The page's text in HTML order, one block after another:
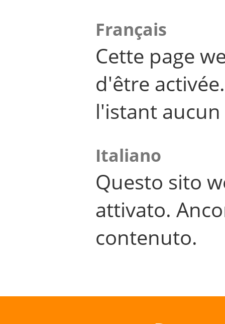
Français
Cette page
d'être
l'istant
Italiano
Questo sito
attivato.
contenuto.